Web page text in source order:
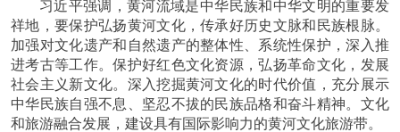
习近平强调，黄河流域是中华民族和中华文明的重要发
祥地，要保护弘扬黄河文化，传承好历史文脉和民族根脉。
加强对文化遗产和自然遗产的整体性、系统性保护，深入推
进考古等工作。保护好红色文化资源，弘扬革命文化，发展
社会主义新文化。深入挖掘黄河文化的时代价值，充分展示
中华民族自强不息、坚忍不拔的民族品格和奋斗精神。文化
和旅游融合发展，建设具有国际影响力的黄河文化旅游带。